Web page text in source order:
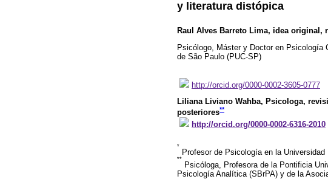
y literatura distópica
Raul Alves Barreto Lima, idea original,
Psicólogo, Máster y Doctor en
de São Paulo (PUC-SP)
http://orcid.org/0000-0002-3605-0777
Liliana Liviano Wahba, Psicologa,
posteriores**
http://orcid.org/0000-0002-6316-2010
*
Profesor de Psicología en la
**
Psicóloga, Profesora de la Pontificia
Psicología Analítica (SBrPA) y de la